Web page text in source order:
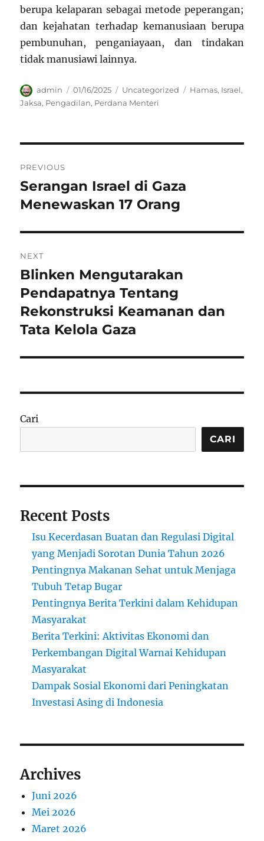
berupa kelaparan sebagai metode peperangan;
dan kejahatan terhadap kemanusiaan berupa
pembunuhan, penganiayaan, dan tindakan
tidak manusiawi lainnya.
Author
admin
Posted
on
01/16/2025 Categories
Uncategorized Tags
Hamas, Israel,
Jaksa, Pengadilan, Perdana Menteri
pos
PREVIOUS
Previous
post:
Serangan Israel di Gaza
Menewaskan 17 Orang
NEXT
Next
post:
Blinken Mengutarakan
Pendapatnya Tentang
Rekonstruksi Keamanan dan
Tata Kelola Gaza
Cari
CARI
Recent Posts
Isu Kecerdasan Buatan dan Regulasi Digital
yang Menjadi Sorotan Dunia Tahun 2026
Pentingnya Makanan Sehat untuk Menjaga
Tubuh Tetap Bugar
Pentingnya Berita Terkini dalam Kehidupan
Masyarakat
Berita Terkini: Aktivitas Ekonomi dan
Perkembangan Digital Warnai Kehidupan
Masyarakat
Dampak Sosial Ekonomi dari Peningkatan
Investasi Asing di Indonesia
Archives
Juni 2026
Mei 2026
Maret 2026